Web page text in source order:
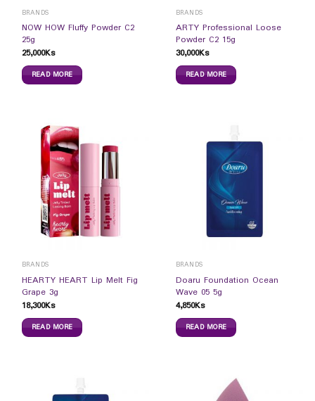
BRANDS
NOW HOW Fluffy Powder C2
25g
25,000Ks
READ MORE
BRANDS
ARTY Professional Loose
Powder C2 15g
30,000Ks
READ MORE
BRANDS
HEARTY HEART Lip Melt Fig
Grape 3g
18,300Ks
READ MORE
BRANDS
Doaru Foundation Ocean
Wave 05 5g
4,850Ks
READ MORE